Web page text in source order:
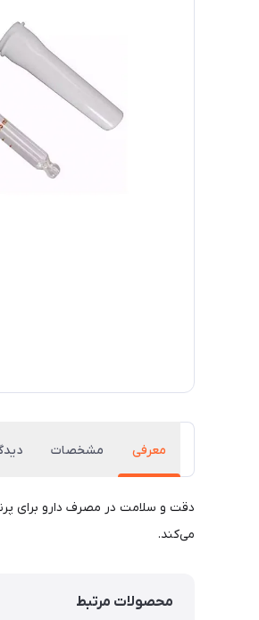
معرفی مشخصات
دقت و سلامت در مصرف دارو برای
می‌کند.
محصولات مرتبط